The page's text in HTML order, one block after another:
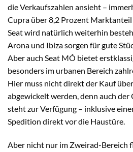
die Verkaufszahlen ansieht –
Cupra über 8,2 Prozent
Seat wird natürlich weiterhin
Arona und Ibiza sorgen für gute
Aber auch Seat MÓ bietet
besonders im urbanen Bereich
Hier muss nicht direkt der Kauf
abgewickelt werden, denn auch
steht zur Verfügung – inklusive
Spedition direkt vor die Haustüre.
Aber nicht nur im Zweirad-Bereich